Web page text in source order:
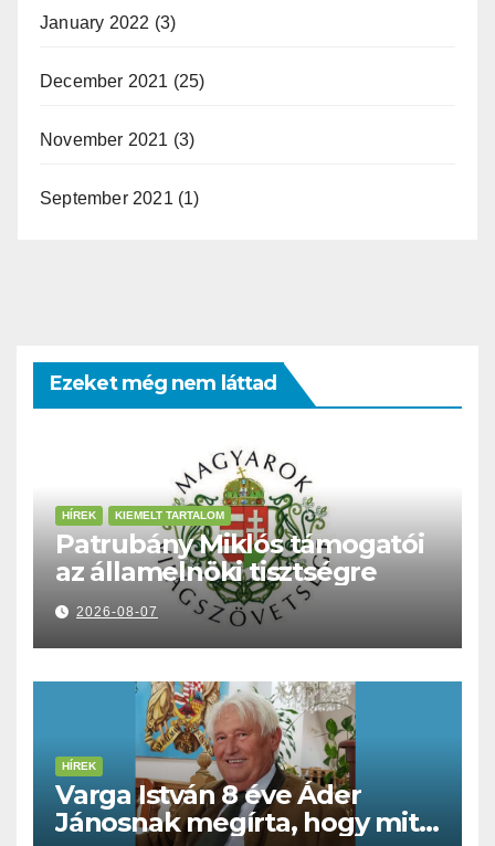
January 2022 (3)
December 2021 (25)
November 2021 (3)
September 2021 (1)
Ezeket még nem láttad
HÍREK KIEMELT TARTALOM
Patrubány Miklós támogatói
az államelnöki tisztségre
2026-08-07
HÍREK
Varga István 8 éve Áder
Jánosnak megírta, hogy mit